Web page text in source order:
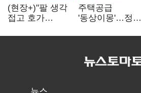
(현장+)"팔 생각
접고 호가
똘똘한 한 채'
주택공급
'동상이몽'…정부
없으면 '공수표'